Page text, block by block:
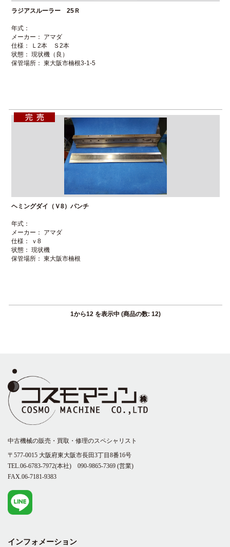
ラジアスルーラー 25Ｒ
年式：
メーカー： アマダ
仕様： Ｌ2本 Ｓ2本
状態： 現状機（良）
保管場所： 東大阪市楠根3-1-5
ヘミングダイ（Ｖ8）パンチ
年式：
メーカー： アマダ
仕様： ｖ8
状態： 現状機
保管場所： 東大阪市楠根
1から12を表示中 (商品の数: 12)
中古機械の販売・買取・修理のスペシャリスト
〒577-0015 大阪府東大阪市長田3丁目8番16号
TEL.06-6783-7972(本社)
090-9865-7369 (営業)
FAX.06-7181-9383
インフォメーション